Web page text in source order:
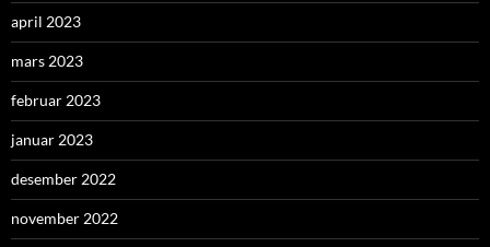
april 2023
mars 2023
februar 2023
januar 2023
desember 2022
november 2022